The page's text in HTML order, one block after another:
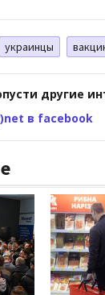
украинцы
другие
в facebook